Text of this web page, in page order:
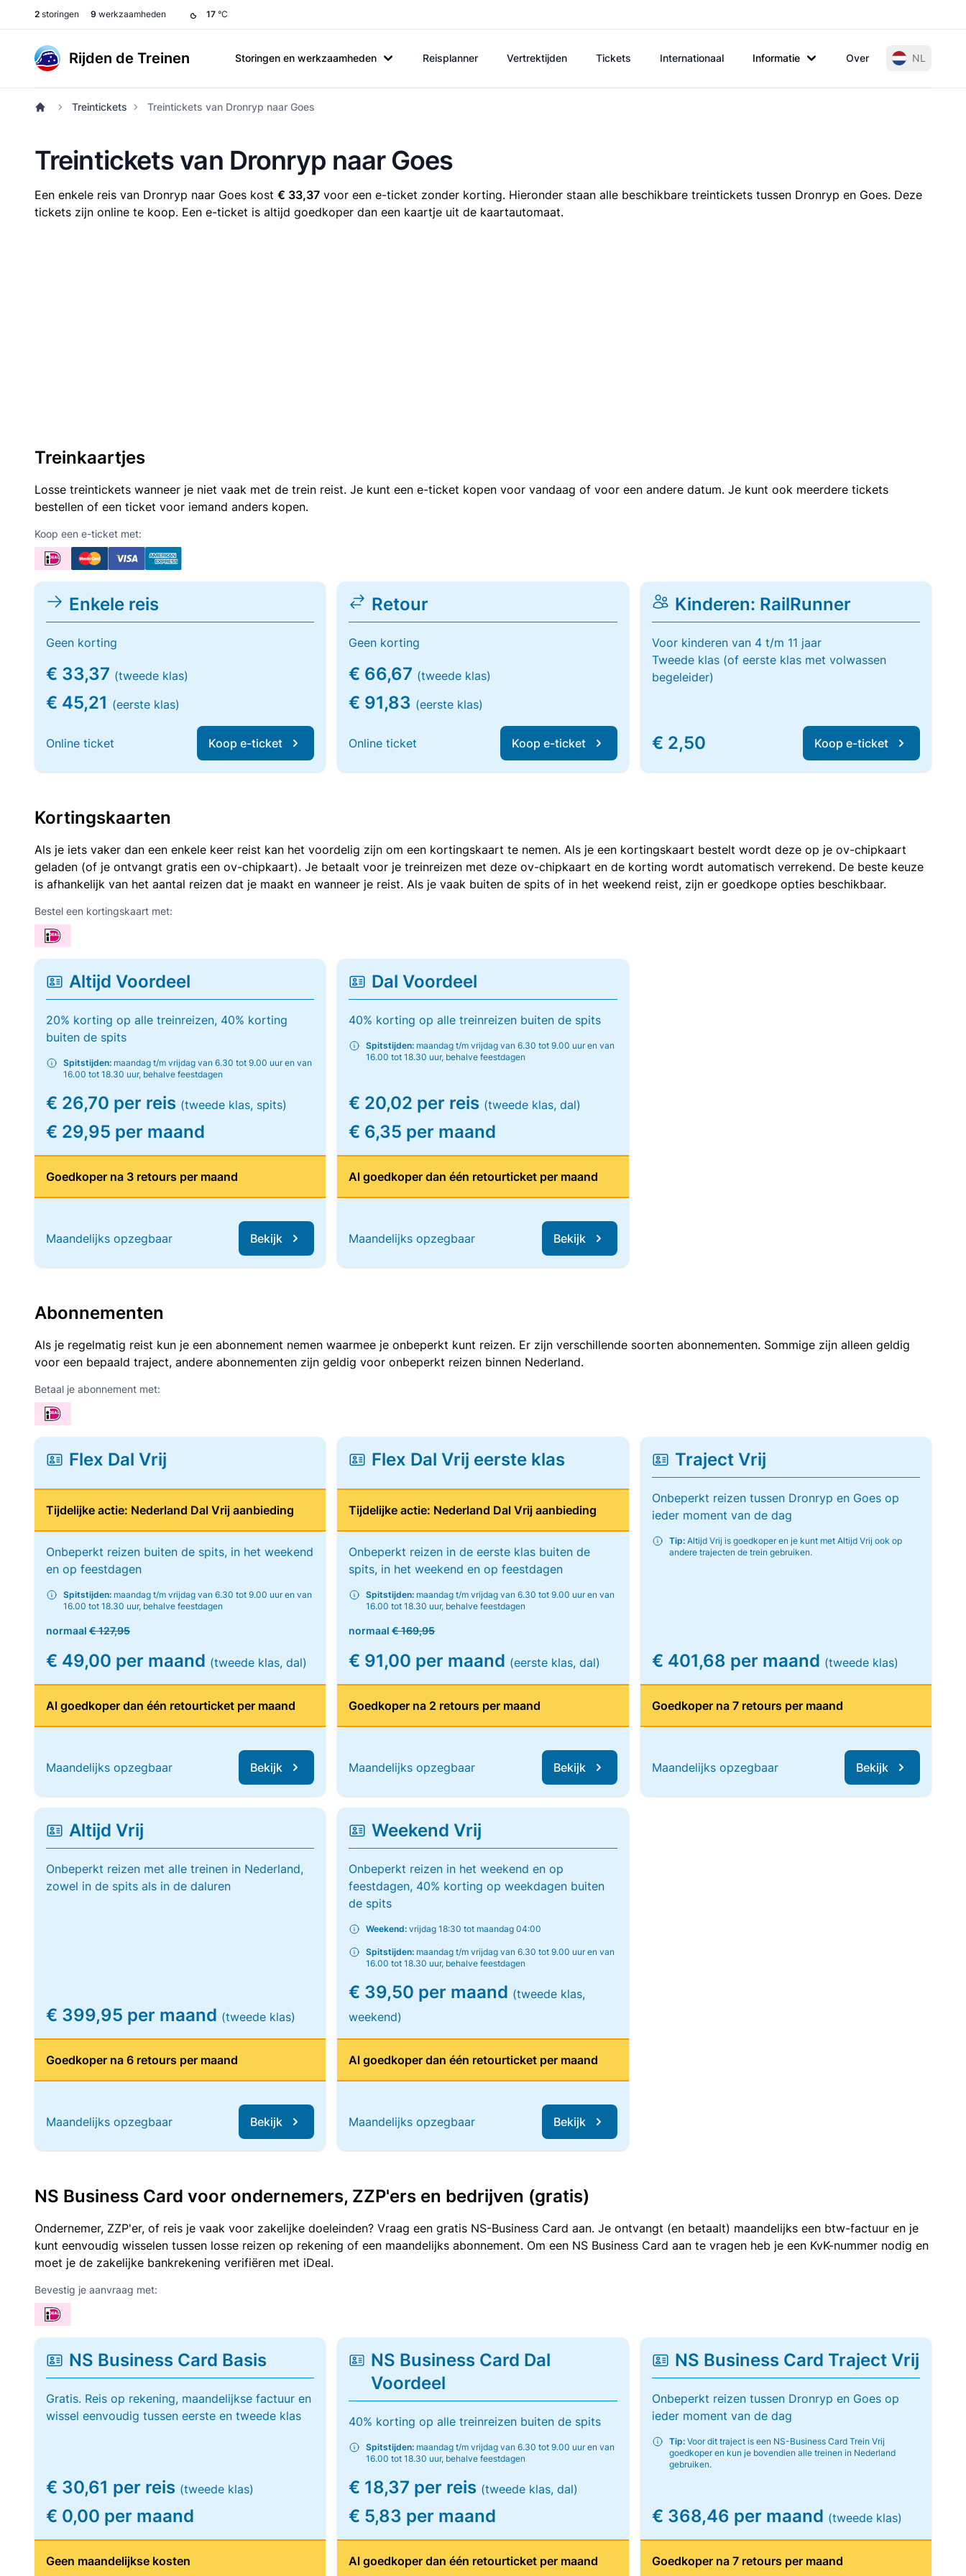
2 storingen 9 werkzaamheden 17 °C
Rijden de Treinen Storingen en werkzaamheden Reisplanner Vertrektijden Tickets Internationaal Informatie Over NL
Treintickets Treintickets van Dronryp naar Goes
Treintickets van Dronryp naar Goes
Een enkele reis van Dronryp naar Goes kost € 33,37 voor een e-ticket zonder korting. Hieronder staan alle beschikbare treintickets tussen Dronryp en Goes. Deze
tickets zijn online te koop. Een e-ticket is altijd goedkoper dan een kaartje uit de kaartautomaat.
Treinkaartjes
Losse treintickets wanneer je niet vaak met de trein reist. Je kunt een e-ticket kopen voor vandaag of voor een andere datum. Je kunt ook meerdere tickets
bestellen of een ticket voor iemand anders kopen.
Koop een e-ticket met:
Enkele reis
Geen korting
€ 33,37 (tweede klas)
€ 45,21 (eerste klas)
Online ticket Koop e-ticket
Retour
Geen korting
€ 66,67 (tweede klas)
€ 91,83 (eerste klas)
Online ticket Koop e-ticket
Kinderen: RailRunner
Voor kinderen van 4 t/m 11 jaar
Tweede klas (of eerste klas met volwassen
begeleider)
€ 2,50 Koop e-ticket
Kortingskaarten
Als je iets vaker dan een enkele keer reist kan het voordelig zijn om een kortingskaart te nemen. Als je een kortingskaart bestelt wordt deze op je ov-chipkaart
geladen (of je ontvangt gratis een ov-chipkaart). Je betaalt voor je treinreizen met deze ov-chipkaart en de korting wordt automatisch verrekend. De beste keuze
is afhankelijk van het aantal reizen dat je maakt en wanneer je reist. Als je vaak buiten de spits of in het weekend reist, zijn er goedkope opties beschikbaar.
Bestel een kortingskaart met:
Altijd Voordeel
20% korting op alle treinreizen, 40% korting
buiten de spits
Spitstijden: maandag t/m vrijdag van 6.30 tot 9.00 uur en van
16.00 tot 18.30 uur, behalve feestdagen
€ 26,70 per reis (tweede klas, spits)
€ 29,95 per maand
Goedkoper na 3 retours per maand
Maandelijks opzegbaar Bekijk
Dal Voordeel
40% korting op alle treinreizen buiten de spits
Spitstijden: maandag t/m vrijdag van 6.30 tot 9.00 uur en van
16.00 tot 18.30 uur, behalve feestdagen
€ 20,02 per reis (tweede klas, dal)
€ 6,35 per maand
Al goedkoper dan één retourticket per maand
Maandelijks opzegbaar Bekijk
Abonnementen
Als je regelmatig reist kun je een abonnement nemen waarmee je onbeperkt kunt reizen. Er zijn verschillende soorten abonnementen. Sommige zijn alleen geldig
voor een bepaald traject, andere abonnementen zijn geldig voor onbeperkt reizen binnen Nederland.
Betaal je abonnement met:
Flex Dal Vrij
Tijdelijke actie: Nederland Dal Vrij aanbieding
Onbeperkt reizen buiten de spits, in het weekend
en op feestdagen
Spitstijden: maandag t/m vrijdag van 6.30 tot 9.00 uur en van
16.00 tot 18.30 uur, behalve feestdagen
normaal € 127,95
€ 49,00 per maand (tweede klas, dal)
Al goedkoper dan één retourticket per maand
Maandelijks opzegbaar Bekijk
Flex Dal Vrij eerste klas
Tijdelijke actie: Nederland Dal Vrij aanbieding
Onbeperkt reizen in de eerste klas buiten de
spits, in het weekend en op feestdagen
Spitstijden: maandag t/m vrijdag van 6.30 tot 9.00 uur en van
16.00 tot 18.30 uur, behalve feestdagen
normaal€ 169,95
€ 91,00 per maand (eerste klas, dal)
Goedkoper na 2 retours per maand
Maandelijks opzegbaar Bekijk
Traject Vrij
Onbeperkt reizen tussen Dronryp en Goes op
ieder moment van de dag
Tip:Altijd Vrij is goedkoper en je kunt met Altijd Vrij ook op
andere trajecten de trein gebruiken.
€ 401,68 per maand (tweede klas)
Goedkoper na 7 retours per maand
Maandelijks opzegbaar Bekijk
Altijd Vrij
Onbeperkt reizen met alle treinen in Nederland,
zowel in de spits als in de daluren
€ 399,95 per maand (tweede klas)
Goedkoper na 6 retours per maand
Maandelijks opzegbaar Bekijk
Weekend Vrij
Onbeperkt reizen in het weekend en op
feestdagen, 40% korting op weekdagen buiten
de spits
Weekend: vrijdag 18:30 tot maandag 04:00
Spitstijden: maandag t/m vrijdag van 6.30 tot 9.00 uur en van
16.00 tot 18.30 uur, behalve feestdagen
€ 39,50 per maand (tweede klas,
weekend)
Al goedkoper dan één retourticket per maand
Maandelijks opzegbaar Bekijk
NS Business Card voor ondernemers, ZZP'ers en bedrijven (gratis)
Ondernemer, ZZP'er, of reis je vaak voor zakelijke doeleinden? Vraag een gratis NS-Business Card aan. Je ontvangt (en betaalt) maandelijks een btw-factuur en je
kunt eenvoudig wisselen tussen losse reizen op rekening of een maandelijks abonnement. Om een NS Business Card aan te vragen heb je een KvK-nummer nodig en
moet je de zakelijke bankrekening verifiëren met iDeal.
Bevestig je aanvraag met:
NS Business Card Basis
Gratis. Reis op rekening, maandelijkse factuur en
wissel eenvoudig tussen eerste en tweede klas
€ 30,61 per reis (tweede klas)
€ 0,00 per maand
Geen maandelijkse kosten
NS Business Card Dal
Voordeel
40% korting op alle treinreizen buiten de spits
Spitstijden: maandag t/m vrijdag van 6.30 tot 9.00 uur en van
16.00 tot 18.30 uur, behalve feestdagen
€ 18,37 per reis (tweede klas, dal)
€ 5,83 per maand
Al goedkoper dan één retourticket per maand
NS Business Card Traject Vrij
Onbeperkt reizen tussen Dronryp en Goes op
ieder moment van de dag
Tip:Voor dit traject is een NS-Business Card Trein Vrij
goedkoper en kun je bovendien alle treinen in Nederland
gebruiken.
€ 368,46 per maand (tweede klas)
Goedkoper na 7 retours per maand